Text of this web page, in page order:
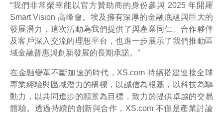
“我們非常榮幸能以官方贊助商的身份參與 2025 年開羅
Smart Vision 高峰會。埃及擁有深厚的金融底蘊與巨大的
發展潛力，這次活動為我們提供了與產業同仁、合作夥伴
及客戶深入交流的理想平台，也進一步展示了我們推動區
域金融普惠與創新發展的長期承諾。”
在金融變革不斷加速的時代，XS.com 持續搭建連接全球
專業經驗與區域潛力的橋樑，以誠信為根基，以科技為驅
動力，以共同進步的願景為目標，致力於提供卓越的交易
體驗。透過持續的創新與合作，XS.com 不僅是產業討論